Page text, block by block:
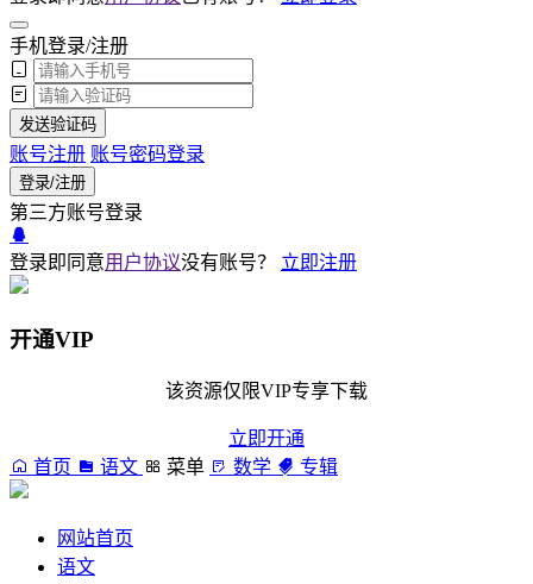
手机登录/注册
发送验证码
账号注册 账号密码登录
登录/注册
第三方账号登录
登录即同意用户协议没有账号？ 立即注册
开通VIP
该资源仅限VIP专享下载
立即开通
首页
语文 菜单 数学 专辑
网站首页
语文